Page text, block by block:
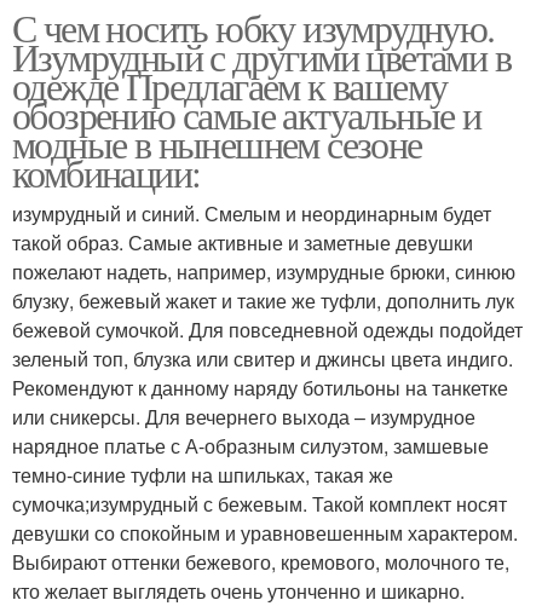
С чем носить юбку изумрудную.
Изумрудный с другими цветами в
одежде Предлагаем к вашему
обозрению самые актуальные и
модные в нынешнем сезоне
комбинации:
изумрудный и синий. Смелым и неординарным будет
такой образ. Самые активные и заметные девушки
пожелают надеть, например, изумрудные брюки, синюю
блузку, бежевый жакет и такие же туфли, дополнить лук
бежевой сумочкой. Для повседневной одежды подойдет
зеленый топ, блузка или свитер и джинсы цвета индиго.
Рекомендуют к данному наряду ботильоны на танкетке
или сникерсы. Для вечернего выхода – изумрудное
нарядное платье с А-образным силуэтом, замшевые
темно-синие туфли на шпильках, такая же
сумочка;изумрудный с бежевым. Такой комплект носят
девушки со спокойным и уравновешенным характером.
Выбирают оттенки бежевого, кремового, молочного те,
кто желает выглядеть очень утонченно и шикарно.